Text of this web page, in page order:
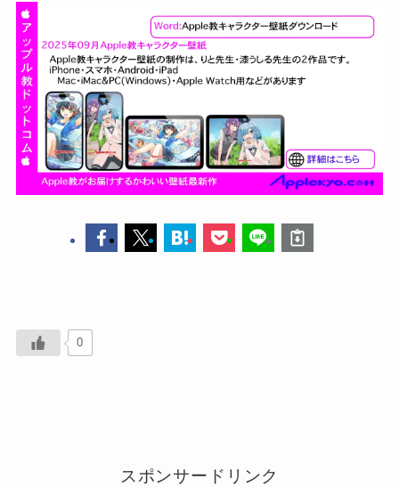
0
スポンサードリンク